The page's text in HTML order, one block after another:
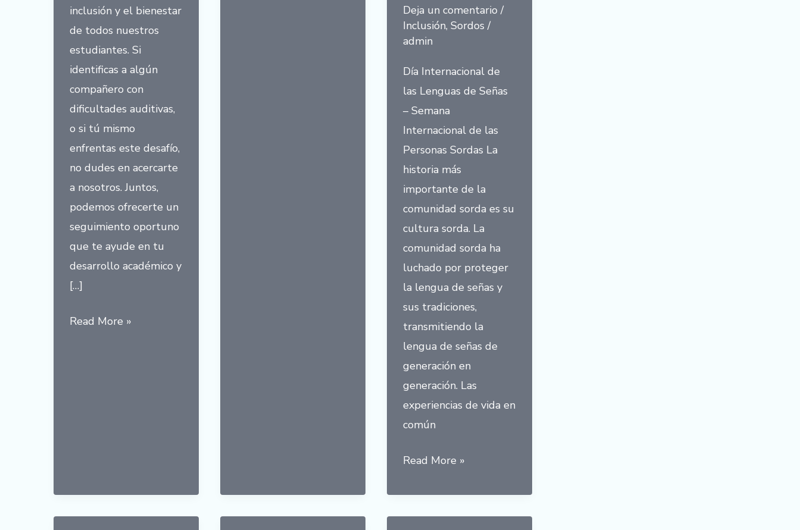
inclusión y el bienestar
de todos nuestros
estudiantes. Si
identificas a algún
compañero con
dificultades auditivas,
o si tú mismo
enfrentas este desafío,
no dudes en acercarte
a nosotros. Juntos,
podemos ofrecerte un
seguimiento oportuno
que te ayude en tu
desarrollo académico y
[…]
Signos
Read More »
Deja un comentario /
Inclusión, Sordos /
admin
Día Internacional de
las Lenguas de Señas
– Semana
Internacional de las
Personas Sordas La
historia más
importante de la
comunidad sorda es su
cultura sorda. La
comunidad sorda ha
luchado por proteger
la lengua de señas y
sus tradiciones,
transmitiendo la
lengua de señas de
generación en
generación. Las
experiencias de vida en
común
Día
de
las
Read More »